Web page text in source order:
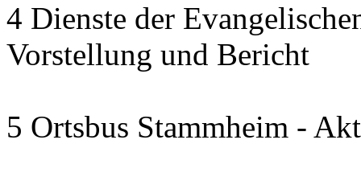
4 Dienste der
Vorstellung und Bericht
5 Ortsbus Stammheim -